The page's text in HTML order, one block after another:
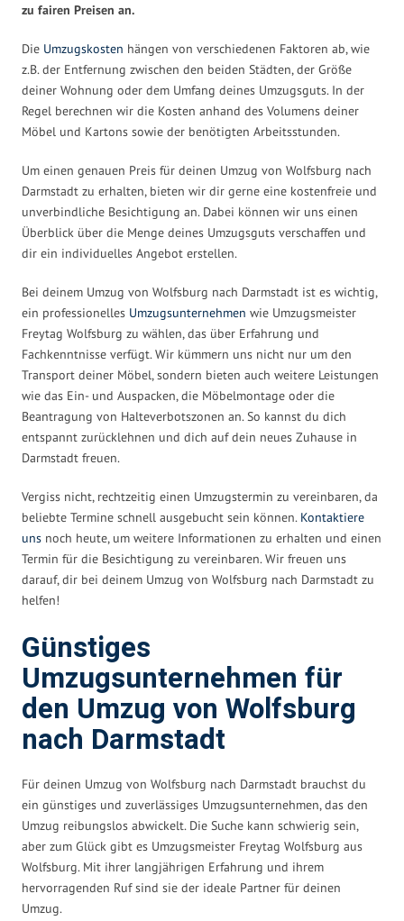
zu fairen Preisen an.
Die Umzugskosten hängen von verschiedenen Faktoren ab, wie
z.B. der Entfernung zwischen den beiden Städten, der Größe
deiner Wohnung oder dem Umfang deines Umzugsguts. In der
Regel berechnen wir die Kosten anhand des Volumens deiner
Möbel und Kartons sowie der benötigten Arbeitsstunden.
Um einen genauen Preis für deinen Umzug von Wolfsburg nach
Darmstadt zu erhalten, bieten wir dir gerne eine kostenfreie und
unverbindliche Besichtigung an. Dabei können wir uns einen
Überblick über die Menge deines Umzugsguts verschaffen und
dir ein individuelles Angebot erstellen.
Bei deinem Umzug von Wolfsburg nach Darmstadt ist es wichtig,
ein professionelles Umzugsunternehmen wie Umzugsmeister
Freytag Wolfsburg zu wählen, das über Erfahrung und
Fachkenntnisse verfügt. Wir kümmern uns nicht nur um den
Transport deiner Möbel, sondern bieten auch weitere Leistungen
wie das Ein- und Auspacken, die Möbelmontage oder die
Beantragung von Halteverbotszonen an. So kannst du dich
entspannt zurücklehnen und dich auf dein neues Zuhause in
Darmstadt freuen.
Vergiss nicht, rechtzeitig einen Umzugstermin zu vereinbaren, da
beliebte Termine schnell ausgebucht sein können. Kontaktiere
uns noch heute, um weitere Informationen zu erhalten und einen
Termin für die Besichtigung zu vereinbaren. Wir freuen uns
darauf, dir bei deinem Umzug von Wolfsburg nach Darmstadt zu
helfen!
Günstiges
Umzugsunternehmen für
den Umzug von Wolfsburg
nach Darmstadt
Für deinen Umzug von Wolfsburg nach Darmstadt brauchst du
ein günstiges und zuverlässiges Umzugsunternehmen, das den
Umzug reibungslos abwickelt. Die Suche kann schwierig sein,
aber zum Glück gibt es Umzugsmeister Freytag Wolfsburg aus
Wolfsburg. Mit ihrer langjährigen Erfahrung und ihrem
hervorragenden Ruf sind sie der ideale Partner für deinen
Umzug.